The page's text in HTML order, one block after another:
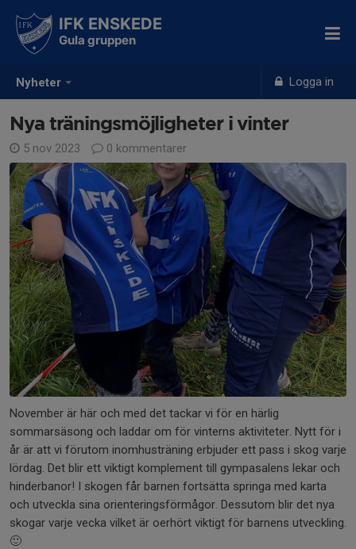
Nyheter Logga in
IFK ENSKEDE
Gula gruppen
Nya träningsmöjligheter i vinter
5 nov 2023 0 kommentarer
November är här och med det tackar vi för en härlig
sommarsäsong och laddar om för vinterns aktiviteter. Nytt för i
år är att vi förutom inomhusträning erbjuder ett pass i skog varje
lördag. Det blir ett viktigt komplement till gympasalens lekar och
hinderbanor! I skogen får barnen fortsätta springa med karta
och utveckla sina orienteringsförmågor. Dessutom blir det nya
skogar varje vecka vilket är oerhört viktigt för barnens utveckling.
🙂